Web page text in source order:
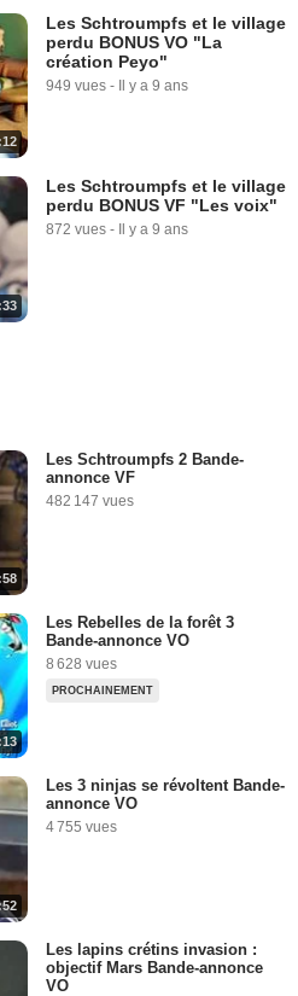
Les Schtroumpfs et le village
perdu BONUS VO "La
création Peyo"
949 vues - Il y a 9 ans
Les Schtroumpfs et le village
perdu BONUS VF "Les voix"
872 vues - Il y a 9 ans
Les Schtroumpfs 2 Bande-
annonce VF
482 147 vues
Les Rebelles de la forêt 3
Bande-annonce VO
8 628 vues
PROCHAINEMENT
Les 3 ninjas se révoltent Bande-
annonce VO
4 755 vues
Les lapins crétins invasion :
objectif Mars Bande-annonce
VO